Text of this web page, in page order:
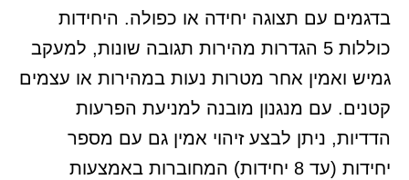
בדגמים עם תצוגה יחידה או כפולה. היחידות
כוללות 5 הגדרות מהירות תגובה שונות, למעקב
גמיש ואמין אחר מטרות נעות במהירות או עצמים
קטנים. עם מנגנון מובנה למניעת הפרעות
הדדיות, ניתן לבצע זיהוי אמין גם עם מספר
יחידות (עד 8 יחידות) המחוברות באמצעות